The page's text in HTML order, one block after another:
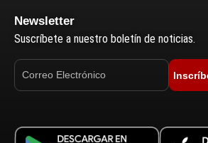
Newsletter
Suscríbete a nuestro boletín de noticias.